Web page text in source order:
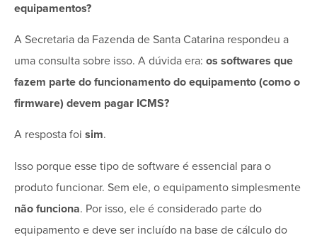
equipamentos?
A Secretaria da Fazenda de Santa Catarina respondeu a
uma consulta sobre isso. A dúvida era: os softwares que
fazem parte do funcionamento do equipamento (como o
firmware) devem pagar ICMS?
A resposta foi sim.
Isso porque esse tipo de software é essencial para o
produto funcionar. Sem ele, o equipamento simplesmente
não funciona. Por isso, ele é considerado parte do
equipamento e deve ser incluído na base de cálculo do